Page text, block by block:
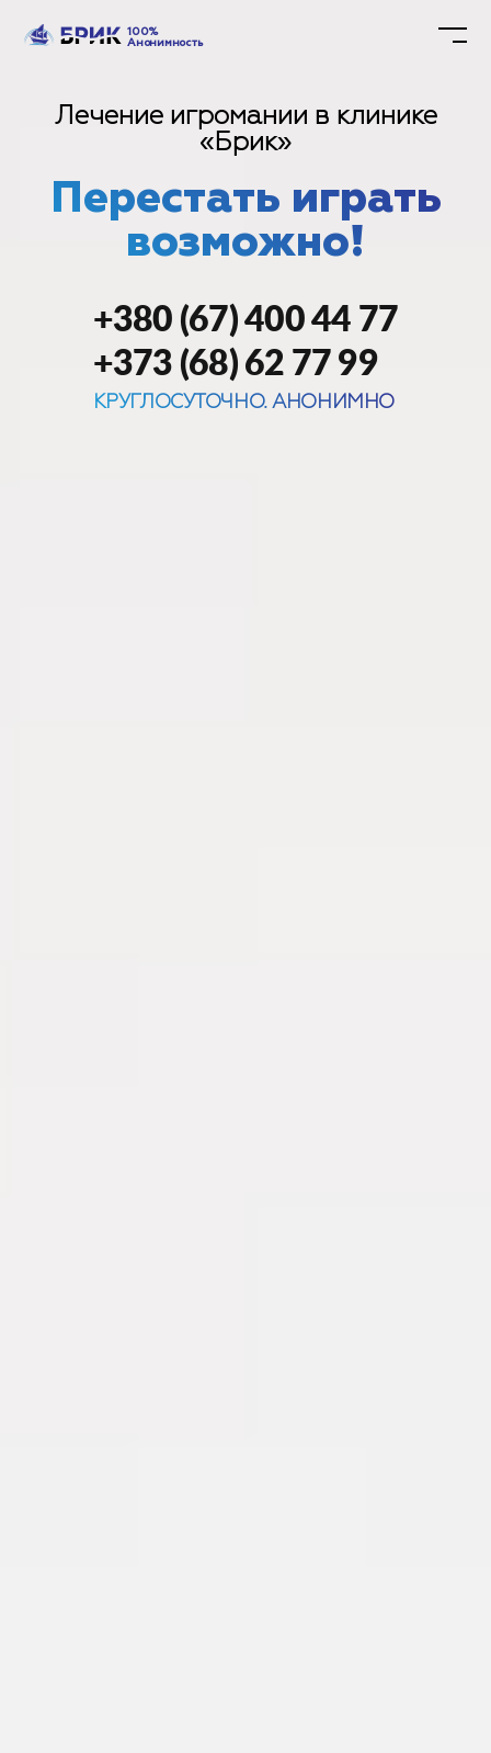
100%
Анонимность
+380 (67) 400 44 77
+373 (68) 62 77 99
КРУГЛОСУТОЧНО. АНОНИМНО
Лечение игромании в клинике
«Брик»
Перестать играть
возможно!